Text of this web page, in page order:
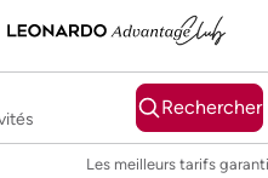
Rechercher
Les meilleurs tarifs